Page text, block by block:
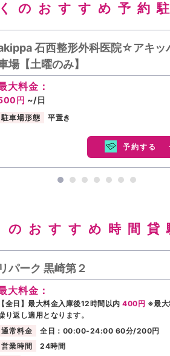
のおすすめ予約
石西整形外科医院☆アキッ
場【土曜のみ】
大料金：
円 ~/日
駐車場形態 平置き
予約する
のおすすめ時間貸
リパーク 黒崎第２
大料金：
【全日】最大料金入庫後12時間以内 400円 ※最大
り返し適用となります。
通常料金
全日：00:00-24:00 60分/200円
営業時間
24時間